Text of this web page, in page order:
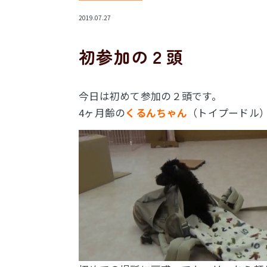
2019.07.27
初参加の２頭
今日は初めて参加の２頭です。
4ヶ月齢のくるんちゃん （トイプードル